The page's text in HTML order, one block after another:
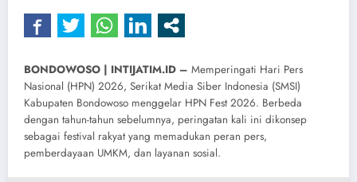
BONDOWOSO | INTIJATIM.ID – Memperingati Hari Pers
Nasional (HPN) 2026, Serikat Media Siber Indonesia (SMSI)
Kabupaten Bondowoso menggelar HPN Fest 2026. Berbeda
dengan tahun-tahun sebelumnya, peringatan kali ini dikonsep
sebagai festival rakyat yang memadukan peran pers,
pemberdayaan UMKM, dan layanan sosial.